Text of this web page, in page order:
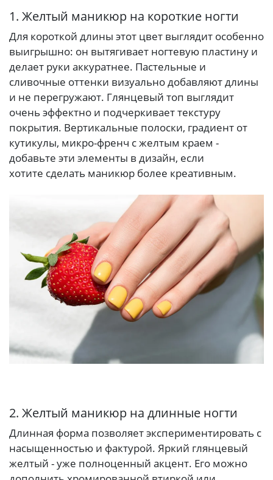
1. Желтый маникюр на короткие ногти
Для короткой длины этот цвет выглядит особенно
выигрышно: он вытягивает ногтевую пластину и
делает руки аккуратнее. Пастельные и
сливочные оттенки визуально добавляют длины
и не перегружают. Глянцевый топ выглядит
очень эффектно и подчеркивает текстуру
покрытия. Вертикальные полоски, градиент от
кутикулы, микро-френч с желтым краем -
добавьте эти элементы в дизайн, если
хотите сделать маникюр более креативным.
2. Желтый маникюр на длинные ногти
Длинная форма позволяет экспериментировать с
насыщенностью и фактурой. Яркий глянцевый
желтый - уже полноценный акцент. Его можно